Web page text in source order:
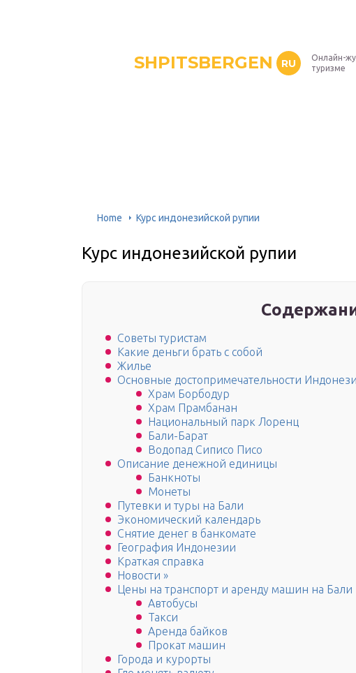
SHPITSBERGEN RU
Онлайн-
туризме
Home Курс индонезийской рупии
Курс индонезийской рупии
Советы туристам
Какие деньги брать с собой
Жилье
Основные достопримечательности
Храм Борбодур
Храм Прамбанан
Национальный парк Лоренц
Бали-Барат
Водопад Сиписо Писо
Описание денежной единицы
Банкноты
Монеты
Путевки и туры на Бали
Экономический календарь
Снятие денег в банкомате
География Индонезии
Краткая справка
Новости »
Цены на транспорт и аренду машин на Бали
Автобусы
Такси
Аренда байков
Прокат машин
Города и курорты